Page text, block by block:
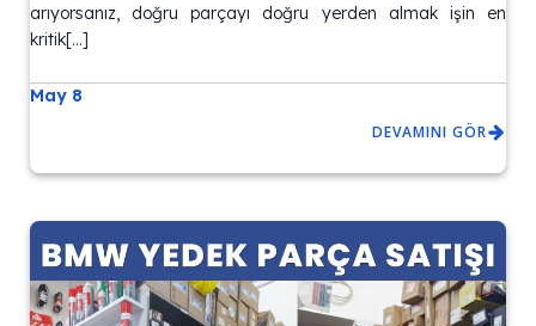
arıyorsanız, doğru parçayı doğru yerden almak işin en
kritik[…]
May 8
DEVAMINI GÖR